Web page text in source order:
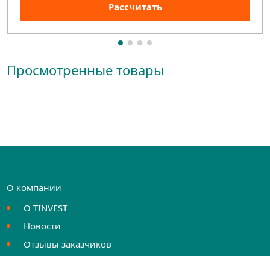
Рассчитать
Просмотренные товары
О компании
О TINVEST
Новости
Отзывы заказчиков